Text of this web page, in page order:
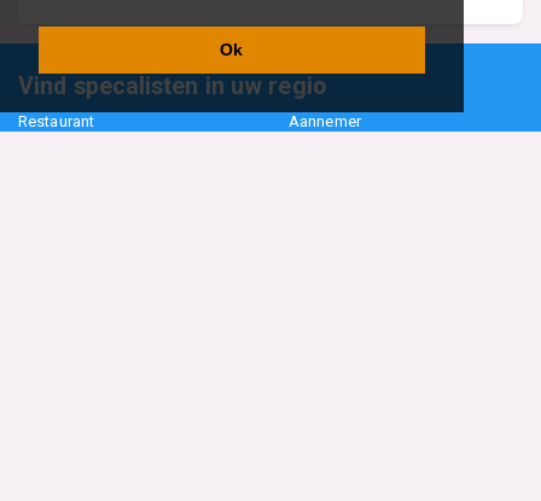
Ok
Vind specalisten in uw regio
Restaurant Aannemer